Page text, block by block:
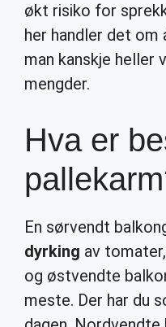
økt risiko for
her handler det om
man kanskje heller
mengder.
Hva er
En sørvendt
dyrking av
og østvendte
meste. Der har du